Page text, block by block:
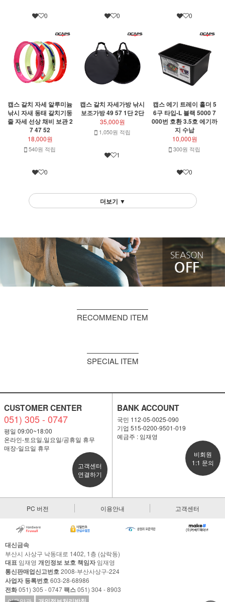
0 0 0
캡스 갈치 자세 알루미늄
낚시 자새 동태 갈치기둥
줄 자세 선상 채비 보관 2
7 47 52
18,000원
540원 적립
0
캡스 갈치 자세가방 낚시
보조가방 49 57 1단 2단
35,000원
1,050원 적립
1
캡스 에기 트레이 홀더 5
6구 타입-L 블랙 5000 7
000번 호환 3.5호 에기까
지 수납
10,000원
300원 적립
0
더보기 ▼
RECOMMEND ITEM
SPECIAL ITEM
CUSTOMER CENTER
051) 305 - 0747
평일 09:00~18:00
온라인-토요일,일요일/공휴일 휴무
매장-일요일 휴무
고객센터
연결하기
BANK ACCOUNT
국민 112-05-0025-090
기업 515-0200-9501-019
예금주 : 임재영
비회원
1:1 문의
PC 버전 이용안내 고객센터
대신금속
부산시 사상구 낙동대로 1402, 1층 (삼락동)
대표 임재영 개인정보 보호 책임자임재영
통신판매업신고번호2008-부산사상구-224
사업자 등록번호603-28-68986
전화051) 305 - 0747팩스051) 304 - 8903